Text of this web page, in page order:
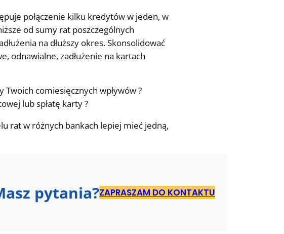
połączenie kilku kredytów w jeden, w
od sumy rat poszczególnych
na dłuższy okres. Skonsolidować
odnawialne, zadłużenie na kartach
comiesięcznych wpływów ?
lub spłatę karty ?
rat w różnych bankach lepiej mieć jedną,
pytania?ZAPRASZAM DO KONTAKTU